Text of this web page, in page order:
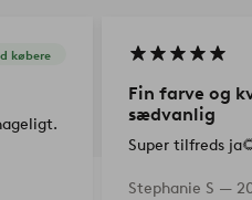
købere
Fin farve og
sædvanlig
Super tilfreds
Stephanie S —